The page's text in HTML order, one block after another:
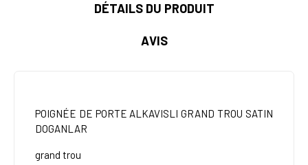
DÉTAILS DU PRODUIT
AVIS
POIGNÉE DE PORTE ALKAVISLI GRAND TROU SATIN
DOGANLAR
grand trou